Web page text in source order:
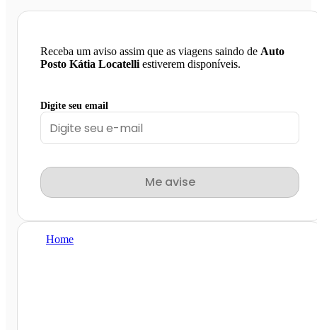
Receba um aviso assim que as viagens saindo de Auto
Posto Kátia Locatelli estiverem disponíveis.
Digite seu email
Me avise
Home